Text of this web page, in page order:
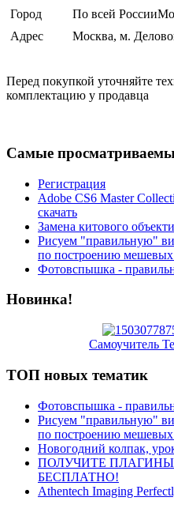
Город
По всей
Адрес
Москва, м.
Перед покупкой уточняйте
комплектацию у продавца
Самые
Регистрация
Adobe CS6 Master
скачать
Замена китового
Рисуем "правильную"
по построению мешевых
Фотовспышка -
Новинка!
Самоучитель
ТОП новых тематик
Фотовспышка -
Рисуем "правильную"
по построению мешевых
Новогодний колпак,
ПОЛУЧИТЕ ПЛАГИНЫ
БЕСПЛАТНО!
Athentech Imaging